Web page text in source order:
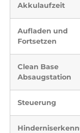
Akkulaufzeit
Aufladen und
Fortsetzen
Clean Base
Absaugstation
Steuerung